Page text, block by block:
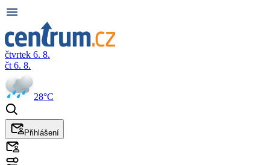
čtvrtek 6. 8.
čt 6. 8.
28°C
Přihlášení